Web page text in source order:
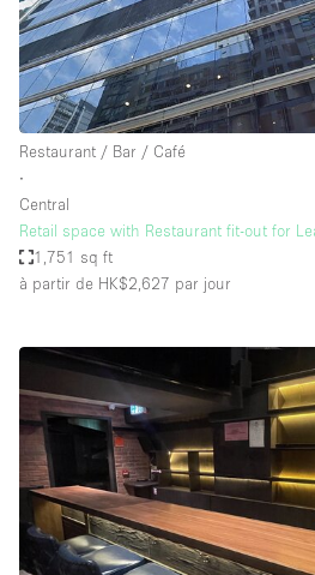
Restaurant / Bar / Café
∙
Central
Retail space with Restaurant fit-out for
1,751 sq ft
à partir de HK$2,627 par jour